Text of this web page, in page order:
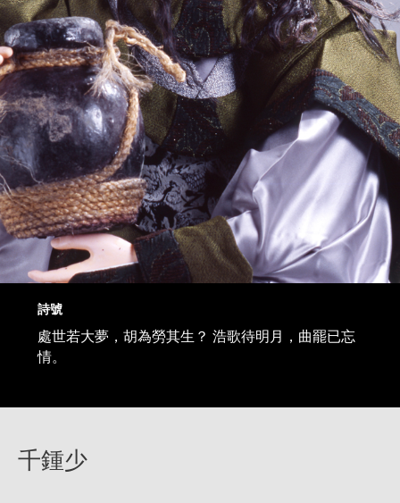
詩號
處世若大夢，胡為勞其生？ 浩歌待明月，曲罷已忘
情。
千鍾少